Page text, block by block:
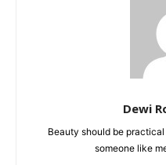
Dewi
Beauty should be
someone like